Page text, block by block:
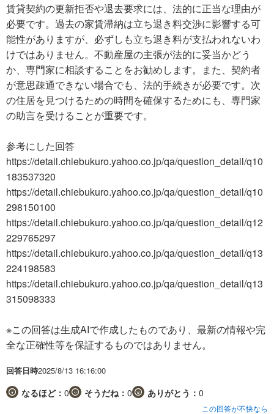
賃貸契約の更新拒否や退去要求には、法的に正当な理由が
必要です。過去の家賃滞納は立ち退き料交渉に影響する可
能性がありますが、必ずしも立ち退き料が支払われないわ
けではありません。不動産屋の主張が法的に妥当かどう
か、専門家に相談することをお勧めします。また、契約者
が意思疎通できない場合でも、法的手続きが必要です。次
の住居を見つけるための時間を確保するためにも、専門家
の助言を受けることが重要です。
参考にした回答
https://detail.chiebukuro.yahoo.co.jp/qa/question_detail/q10
183537320
https://detail.chiebukuro.yahoo.co.jp/qa/question_detail/q10
298150100
https://detail.chiebukuro.yahoo.co.jp/qa/question_detail/q12
229765297
https://detail.chiebukuro.yahoo.co.jp/qa/question_detail/q13
224198583
https://detail.chiebukuro.yahoo.co.jp/qa/question_detail/q13
315098333
※この回答は生成AIで作成したものであり、最新の情報や完
全な正確性等を保証するものではありません。
回答日時2025/8/13 16:16:00
なるほど： 0 そうだね： 0 ありがとう： 0
この回答が不快なら